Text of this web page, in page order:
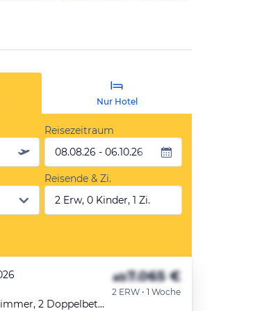
Nur Hotel
Reisezeitraum
08.08.26 - 06.10.26
Reisende & Zi.
2 Erw, 0 Kinder, 1 Zi.
Zimmer - 2 Doppelzimmer, 2 Doppelbetten
ab7.065 €
2 ERW • 1 Woche